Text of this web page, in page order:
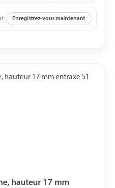
Enregistrez-vous maintenant
hauteur 17 mm